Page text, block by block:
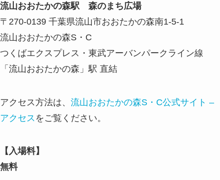
流山おおたかの森駅 森のまち広場
〒270-0139 千葉県流山市おおたかの森南1-5-1
流山おおたかの森S・C
つくばエクスプレス・東武アーバンパークライン線
「流山おおたかの森」駅 直結
アクセス方法は、 流山おおたかの森S・C公式サイト –
アクセス をご覧ください。
【入場料】
無料